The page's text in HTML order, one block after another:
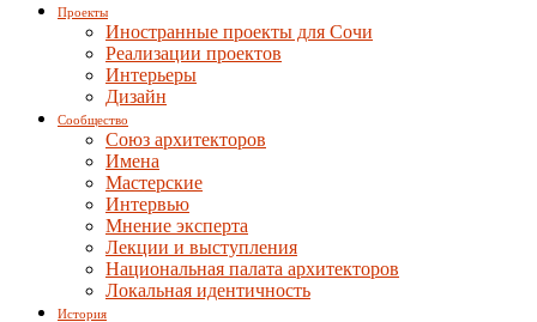
Проекты
Иностранные проекты для Сочи
Реализации проектов
Интерьеры
Дизайн
Сообщество
Союз архитекторов
Имена
Мастерские
Интервью
Мнение эксперта
Лекции и выступления
Национальная палата архитекторов
Локальная идентичность
История